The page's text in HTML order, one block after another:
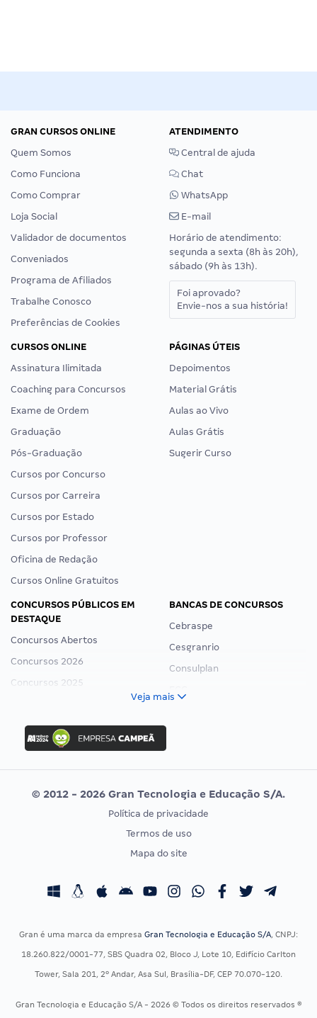
GRAN CURSOS ONLINE
Quem Somos
Como Funciona
Como Comprar
Loja Social
Validador de documentos
Conveniados
Programa de Afiliados
Trabalhe Conosco
Preferências de Cookies
ATENDIMENTO
Central de ajuda
Chat
WhatsApp
E-mail
Horário de atendimento:
segunda a sexta (8h às 20h),
sábado (9h às 13h).
Foi aprovado?
Envie-nos a sua história!
CURSOS ONLINE
Assinatura Ilimitada
Coaching para Concursos
Exame de Ordem
Graduação
Pós-Graduação
Cursos por Concurso
Cursos por Carreira
Cursos por Estado
Cursos por Professor
Oficina de Redação
Cursos Online Gratuitos
PÁGINAS ÚTEIS
Depoimentos
Material Grátis
Aulas ao Vivo
Aulas Grátis
Sugerir Curso
CONCURSOS PÚBLICOS EM
DESTAQUE
Concursos Abertos
Concursos 2026
Concursos 2025
Concurso Ibama
Concurso MPU
Editais publicados
BANCAS DE CONCURSOS
Cebraspe
Cesgranrio
Consulplan
Vunesp
CONCURSOS POR PROFISSÃO
Concursos Fiscais
Residência Multiprofissional
EXAME DE ORDEM
Calendário OAB
Veja mais
© 2012 - 2026 Gran Tecnologia e Educação S/A.
Política de privacidade
Termos de uso
Mapa do site
Gran é uma marca da empresa Gran Tecnologia e Educação S/A, CNPJ:
18.260.822/0001-77, SBS Quadra 02, Bloco J, Lote 10, Edifício Carlton
Tower, Sala 201, 2º Andar, Asa Sul, Brasília-DF, CEP 70.070-120.
Gran Tecnologia e Educação S/A - 2026 © Todos os direitos reservados ®